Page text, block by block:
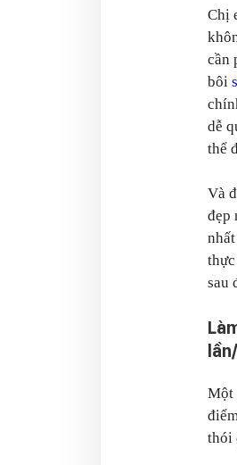
Chị
cần
bôi
dễ
thể
Và
đẹp
sau
Một
thói